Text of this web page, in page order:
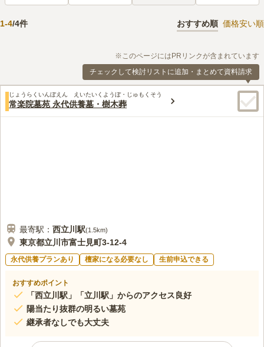
1-4/4件 おすすめ順 価格安い順
※このページにはPRリンクが含まれています
チェックして検討リストに追加・まとめて資料請求
じょうらくいんぼえん えいたいくようぼ・じゅもくそう
常楽院墓苑 永代供養墓・樹木葬
最寄駅： 西立川 駅(1.5km)
東京都立川市富士見町3-12-4
永代供養プランあり 檀家になる必要なし 生前申込できる
おすすめポイント
「西立川駅」「立川駅」からのアクセス良好
陽当たり抜群の明るい墓苑
継承者なしでも大丈夫